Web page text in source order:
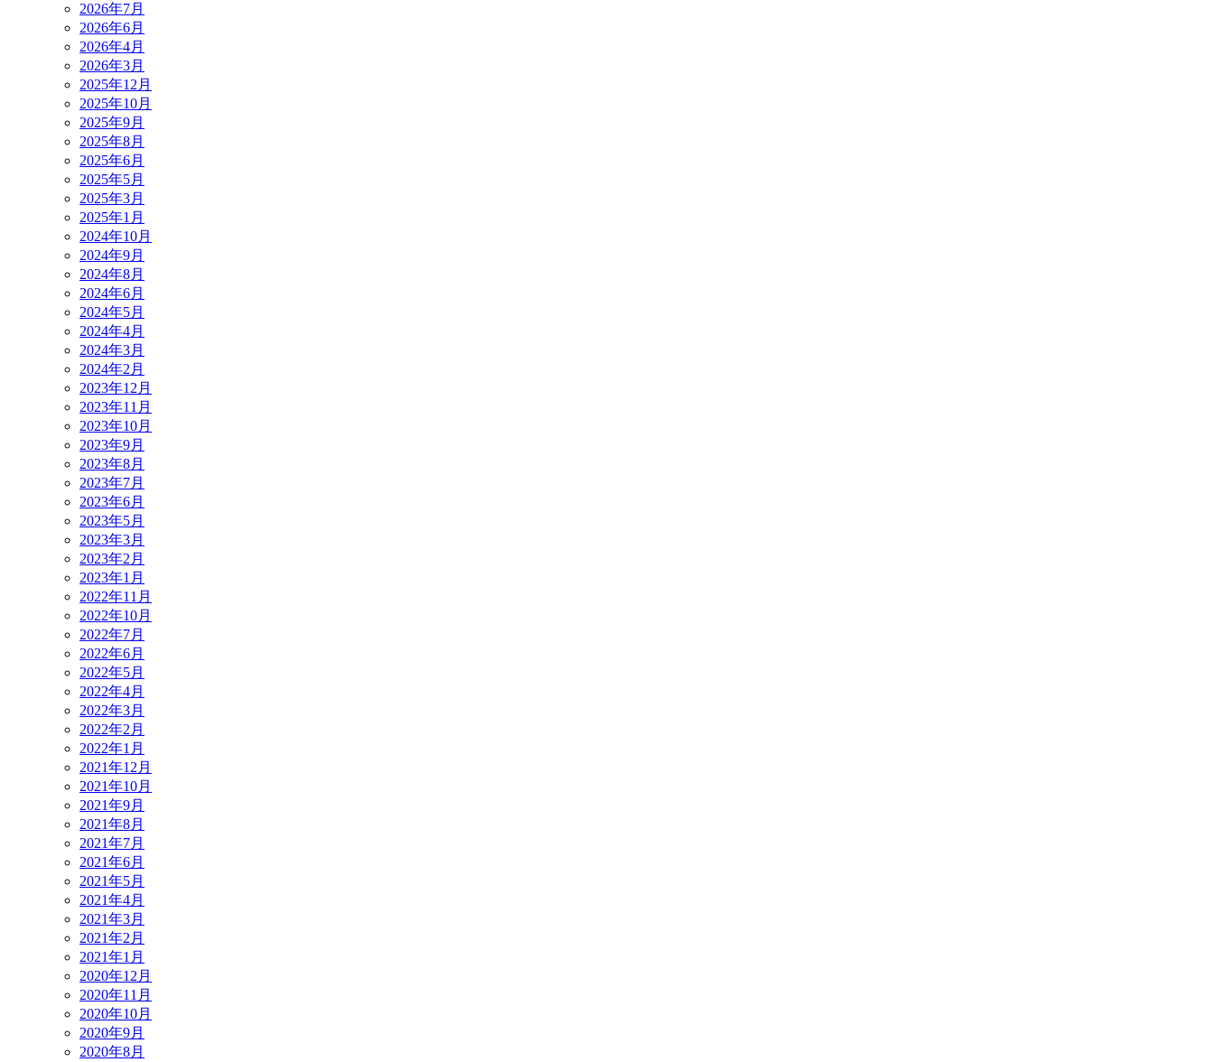
2026年7月
2026年6月
2026年4月
2026年3月
2025年12月
2025年10月
2025年9月
2025年8月
2025年6月
2025年5月
2025年3月
2025年1月
2024年10月
2024年9月
2024年8月
2024年6月
2024年5月
2024年4月
2024年3月
2024年2月
2023年12月
2023年11月
2023年10月
2023年9月
2023年8月
2023年7月
2023年6月
2023年5月
2023年3月
2023年2月
2023年1月
2022年11月
2022年10月
2022年7月
2022年6月
2022年5月
2022年4月
2022年3月
2022年2月
2022年1月
2021年12月
2021年10月
2021年9月
2021年8月
2021年7月
2021年6月
2021年5月
2021年4月
2021年3月
2021年2月
2021年1月
2020年12月
2020年11月
2020年10月
2020年9月
2020年8月